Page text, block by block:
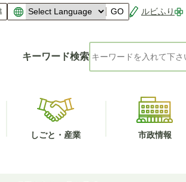
GO ルビふり
キーワード検索
しごと・産業 市政情報